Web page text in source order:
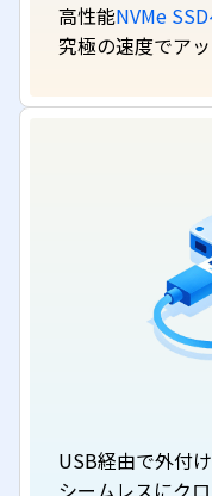
高性能NVMe
究極の速度でア
USB経由で外付
シームレスにク